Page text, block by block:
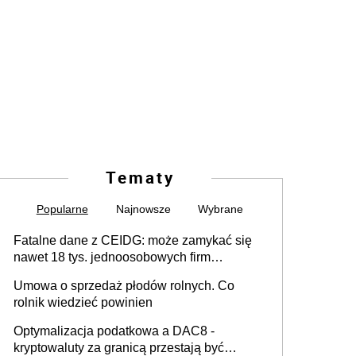
Tematy
Popularne Najnowsze Wybrane
Fatalne dane z CEIDG: może zamykać się
nawet 18 tys. jednoosobowych firm
Umowa o sprzedaż płodów rolnych. Co
rolnik wiedzieć powinien
Optymalizacja podatkowa a DAC8 -
kryptowaluty za granicą przestają być